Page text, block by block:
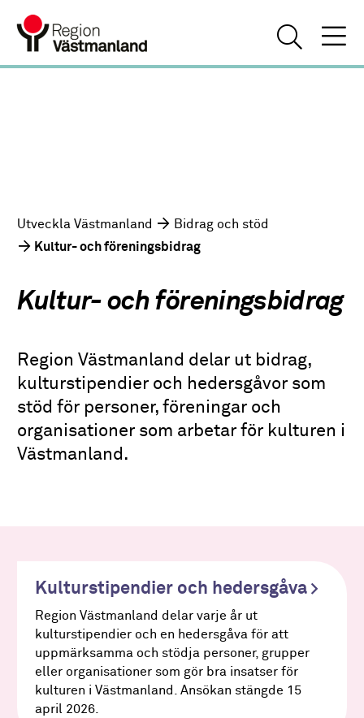
Utveckla Västmanland
Bidrag och stöd
Kultur- och föreningsbidrag
Kultur- och föreningsbidrag
Region Västmanland delar ut bidrag,
kulturstipendier och hedersgåvor som
stöd för personer, föreningar och
organisationer som arbetar för kulturen i
Västmanland.
Kulturstipendier och hedersgåva
Region Västmanland delar varje år ut
kulturstipendier och en hedersgåva för att
uppmärksamma och stödja personer, grupper
eller organisationer som gör bra insatser för
kulturen i Västmanland. Ansökan stängde 15
april 2026.